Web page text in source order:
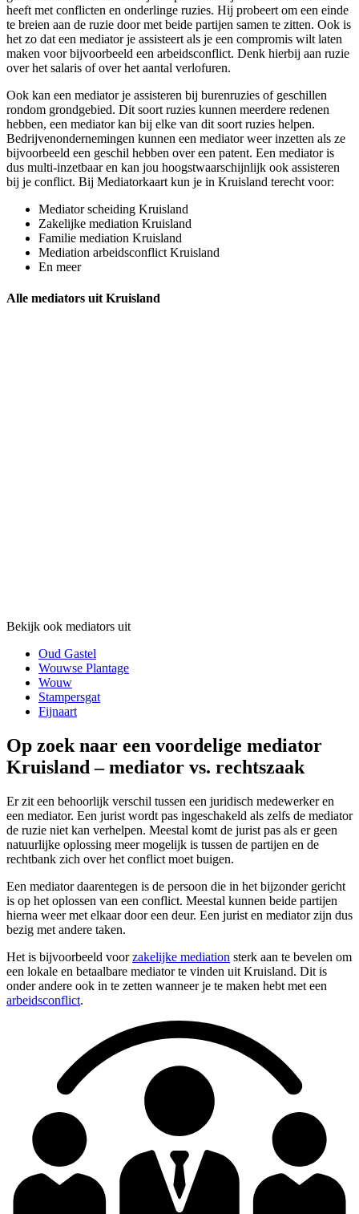
heeft met conflicten en onderlinge ruzies. Hij probeert om een einde
te breien aan de ruzie door met beide partijen samen te zitten. Ook is
het zo dat een mediator je assisteert als je een compromis wilt laten
maken voor bijvoorbeeld een arbeidsconflict. Denk hierbij aan ruzie
over het salaris of over het aantal verlofuren.
Ook kan een mediator je assisteren bij burenruzies of geschillen
rondom grondgebied. Dit soort ruzies kunnen meerdere redenen
hebben, een mediator kan bij elke van dit soort ruzies helpen.
Bedrijvenondernemingen kunnen een mediator weer inzetten als ze
bijvoorbeeld een geschil hebben over een patent. Een mediator is
dus multi-inzetbaar en kan jou hoogstwaarschijnlijk ook assisteren
bij je conflict. Bij Mediatorkaart kun je in Kruisland terecht voor:
Mediator scheiding Kruisland
Zakelijke mediation Kruisland
Familie mediation Kruisland
Mediation arbeidsconflict Kruisland
En meer
Alle mediators uit Kruisland
Bekijk ook mediators uit
Oud Gastel
Wouwse Plantage
Wouw
Stampersgat
Fijnaart
Op zoek naar een voordelige mediator
Kruisland – mediator vs. rechtszaak
Er zit een behoorlijk verschil tussen een juridisch medewerker en
een mediator. Een jurist wordt pas ingeschakeld als zelfs de mediator
de ruzie niet kan verhelpen. Meestal komt de jurist pas als er geen
natuurlijke oplossing meer mogelijk is tussen de partijen en de
rechtbank zich over het conflict moet buigen.
Een mediator daarentegen is de persoon die in het bijzonder gericht
is op het oplossen van een conflict. Meestal kunnen beide partijen
hierna weer met elkaar door een deur. Een jurist en mediator zijn dus
bezig met andere taken.
Het is bijvoorbeeld voorzakelijke mediation sterk aan te bevelen om
een lokale en betaalbare mediator te vinden uit Kruisland. Dit is
onder andere ook in te zetten wanneer je te maken hebt met een
arbeidsconflict.